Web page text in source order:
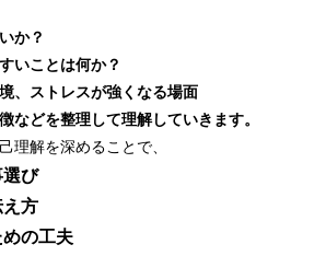
か？
いことは何か？
、ストレスが強くなる場面
などを整理して理解していきます。
理解を深めることで、
選び
え方
めの工夫